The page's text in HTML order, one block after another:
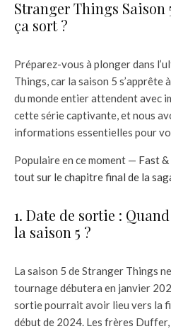
Stranger Things Saison
ça sort ?
Préparez-vous à plonger dans
Things, car la saison 5 s’apprête
du monde entier attendent avec
cette série captivante, et nous
informations essentielles pour
Populaire en ce moment — Fast
tout sur le chapitre final de la
1. Date de sortie :
la saison 5 ?
La saison 5 de Stranger Things
tournage débutera en janvier
sortie pourrait avoir lieu vers la
début de 2024. Les frères